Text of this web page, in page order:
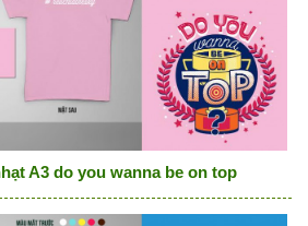
A3 do you wanna be on top